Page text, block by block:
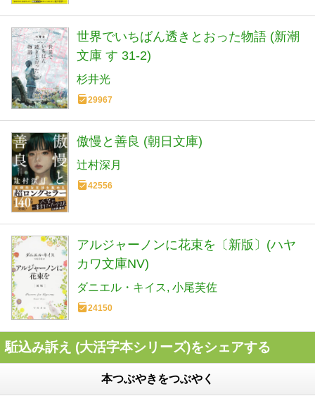
世界でいちばん透きとおった物語 (新潮
文庫 す 31-2)
杉井光
29967
傲慢と善良 (朝日文庫)
辻村深月
42556
アルジャーノンに花束を〔新版〕(ハヤ
カワ文庫NV)
ダニエル・キイス 小尾芙佐
24150
駈込み訴え (大活字本シリーズ)をシェアする
本つぶやきをつぶやく